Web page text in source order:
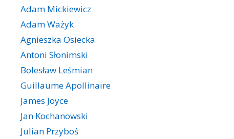
Adam Mickiewicz
Adam Ważyk
Agnieszka Osiecka
Antoni Słonimski
Bolesław Leśmian
Guillaume Apollinaire
James Joyce
Jan Kochanowski
Julian Przyboś